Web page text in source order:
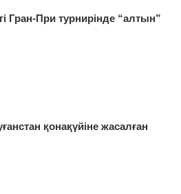
Гран-При турнирінде “алтын”
қонақүйіне жасалған